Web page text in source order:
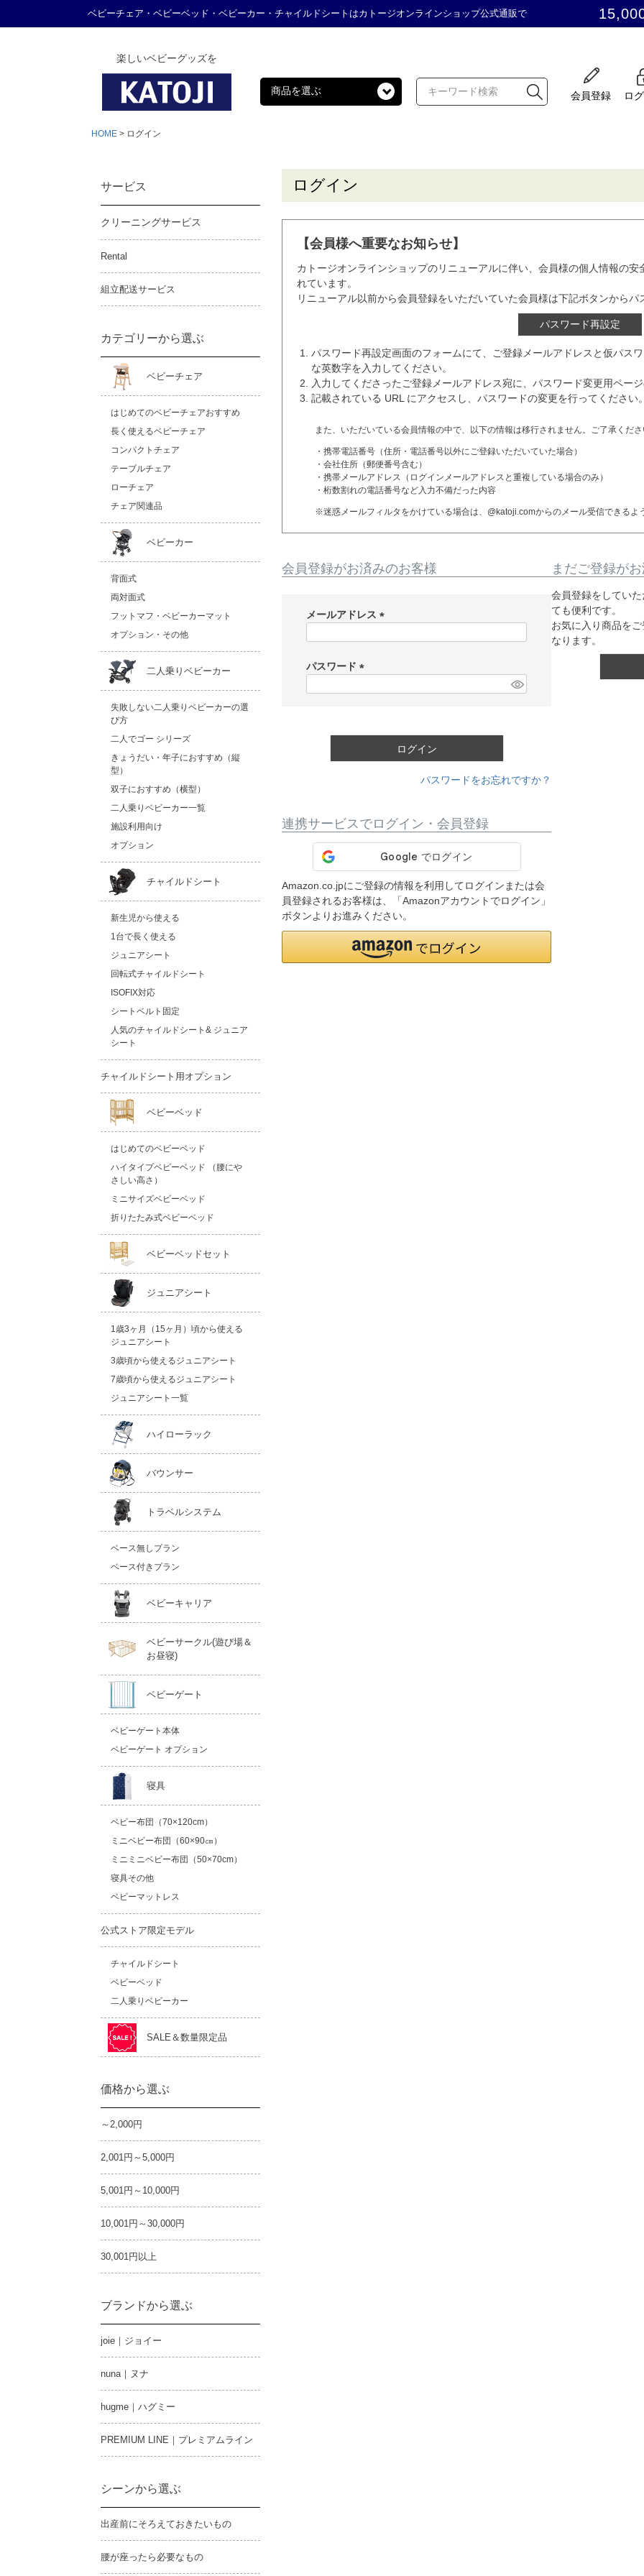
ベビーチェア・ベビーベッド・ベビーカー・チャイルドシートはカトージオンラインショップ公式通販で
楽しいベビーグッズを
商品を選ぶ 会員登録 ロ
HOME ログイン
サービス
クリーニングサービス
Rental
組立配送サービス
カテゴリーから選ぶ
ベビーチェア
はじめてのベビーチェアおすすめ
長く使えるベビーチェア
コンパクトチェア
テーブルチェア
ローチェア
チェア関連品
ベビーカー
背面式
両対面式
フットマフ・ベビーカーマット
オプション・その他
二人乗りベビーカー
失敗しない二人乗りベビーカーの選
び方
二人でゴー シリーズ
きょうだい・年子におすすめ（縦
型）
双子におすすめ（横型）
二人乗りベビーカー一覧
施設利用向け
オプション
チャイルドシート
新生児から使える
1台で長く使える
ジュニアシート
回転式チャイルドシート
ISOFIX対応
シートベルト固定
人気のチャイルドシート& ジュニア
シート
チャイルドシート用オプション
ベビーベッド
はじめてのベビーベッド
ハイタイプベビーベッド （腰にや
さしい高さ）
ミニサイズベビーベッド
折りたたみ式ベビーベッド
ベビーベッドセット
ジュニアシート
1歳3ヶ月（15ヶ月）頃から使える
ジュニアシート
3歳頃から使えるジュニアシート
7歳頃から使えるジュニアシート
ジュニアシート一覧
ハイローラック
バウンサー
トラベルシステム
ベース無しプラン
ベース付きプラン
ベビーキャリア
ベビーサークル(遊び場＆
お昼寝)
ベビーゲート
ベビーゲート本体
ベビーゲート オプション
寝具
ベビー布団（70×120cm）
ミニベビー布団（60×90㎝）
ミニミニベビー布団（50×70cm）
寝具その他
ベビーマットレス
公式ストア限定モデル
チャイルドシート
ベビーベッド
二人乗りベビーカー
SALE＆数量限定品
価格から選ぶ
～2,000円
2,001円～5,000円
5,001円～10,000円
10,001円～30,000円
30,001円以上
ブランドから選ぶ
joie｜ジョイー
nuna｜ヌナ
hugme｜ハグミー
PREMIUM LINE｜プレミアムライン
シーンから選ぶ
出産前にそろえておきたいもの
腰が座ったら必要なもの
ログイン
【会員様へ重要なお知らせ】
カトージオンラインショップのリニューアルに伴い、会員様の個人情報の
れています。
リニューアル以前から会員登録をいただいていた会員様は下記ボタンから
パスワード再設定
パスワード再設定画面のフォームにて、ご登録メールアドレスと仮パス
な英数字を入力してください。
入力してくださったご登録メールアドレス宛に、パスワード変更用ペー
記載されている URL にアクセスし、パスワードの変更を行ってください
また、いただいている会員情報の中で、以下の情報は移行されません。ご了承くだ
・携帯電話番号（住所・電話番号以外にご登録いただいていた場合）
・会社住所（郵便番号含む）
・携帯メールアドレス（ログインメールアドレスと重複している場合のみ）
・桁数割れの電話番号など入力不備だった内容
※迷惑メールフィルタをかけている場合は、@katoji.comからのメール受信できるよ
会員登録がお済みのお客様
メールアドレス
)
パスワード
ログイン
パスワードをお忘れですか？
連携サービスでログイン・会員登録
Amazon.co.jpにご登録の情報を利用してログインまたは会
員登録されるお客様は、「Amazonアカウントでログイン」
ボタンよりお進みください。
まだご登録が
会員登録をしてい
ても便利です。
お気に入り商品を
なります。